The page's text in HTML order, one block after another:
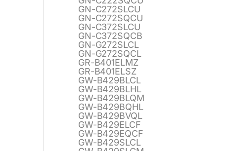
GN-C272SLCU
GN-C272SQCU
GN-C372SLCU
GN-C372SQCB
GN-G272SLCL
GN-G272SQCL
GR-B401ELMZ
GR-B401ELSZ
GW-B429BLCL
GW-B429BLHL
GW-B429BLQM
GW-B429BQHL
GW-B429BVQL
GW-B429ELCF
GW-B429EQCF
GW-B429SLCL